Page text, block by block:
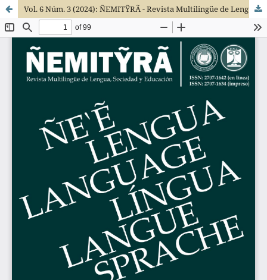
Vol. 6 Núm. 3 (2024): ÑEMITỸRÃ - Revista Multilingüe de Lengua, Sociedad y Educación